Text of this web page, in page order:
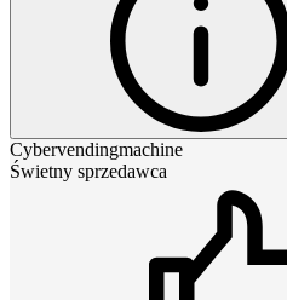
Cybervendingmachine
Świetny sprzedawca